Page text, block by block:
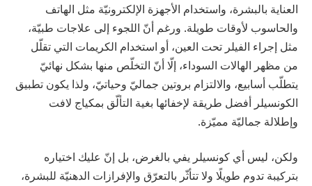
العناية بالبشرة، واستخدام الأجهزة الإلكترونيّة مثل الهاتف
والحاسوب لأوقات طويلة. ورغم أنّ اللجوء إلى علاجات طبيّة،
مثل إجراء الفيلر تحت العين، أو استخدام الكريمات التي تقلّل
من مظهر الهالات السوداء، إلّا أنّ التخلّص منها بشكل نهائيّ
يتطلّب أسابيع، والالتزام بروتين جماليّ وحياتيّ، ولذا يكون تطبيق
الكونسيلر أفضل طريقة لإخفائها بغية التألّق بمكياج لافت
وإطلالة جماليّة مميّزة.
ولكن، ليس أي كونسيلر يفي بالغرض، بل إنّ عليك اختياره
بتركيبة تدوم طويلًا ولا تتأثّر بالتعرّق والإفرازات الدهنيّة للبشرة،